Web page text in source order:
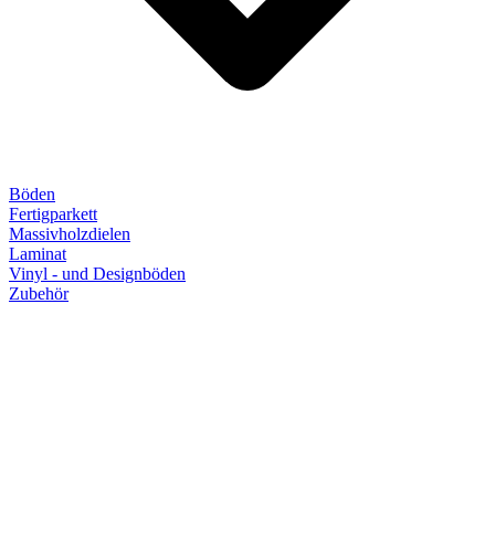
Böden
Fertigparkett
Massivholzdielen
Laminat
Vinyl - und Designböden
Zubehör